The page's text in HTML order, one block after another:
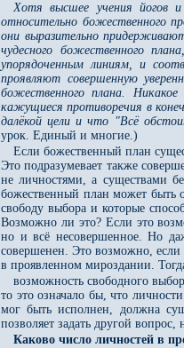
Хотя высшее учения йогов
относительно божественного
они выразительно
чудесного божественного
упорядоченным линиям, и
проявляют совершенную
божественного плана.
кажущиеся противоречия в
далёкой цели и что "Всё
урок. Единый и многие.)
Если божественный план
Это подразумевает также
не личностями, а существами
божественный план может быть
свободу выбора и которые
Возможно ли это? Если это
но и всё несовершенное. Но
совершенен. Это возможно, если
в проявленном мироздании.
возможность свободного
то это означало бы, что
мог быть исполнен, должна
позволяет задать другой
Каково число личностей в